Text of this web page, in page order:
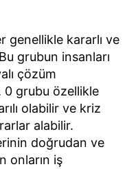
genellikle kararlı ve
grubun insanları
çözüm
0 grubu özellikle
olabilir ve kriz
alabilir.
doğrudan ve
onların iş